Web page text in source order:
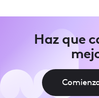
Haz que